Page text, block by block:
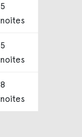
5
noites
5
noites
8
noites